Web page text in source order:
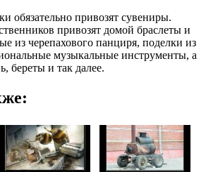
обязательно привозят сувениры.
привозят домой браслеты и
из черепахового панциря, поделки из
музыкальные инструменты, а
береты и так далее.